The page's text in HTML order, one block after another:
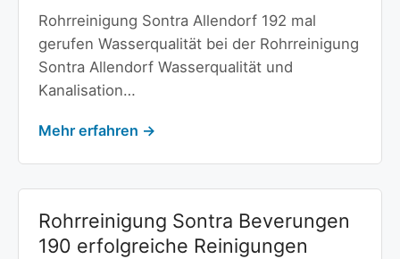
Rohrreinigung Sontra Allendorf 192 mal
gerufen Wasserqualität bei der Rohrreinigung
Sontra Allendorf Wasserqualität und
Kanalisation…
Mehr erfahren →
Rohrreinigung Sontra Beverungen
190 erfolgreiche Reinigungen